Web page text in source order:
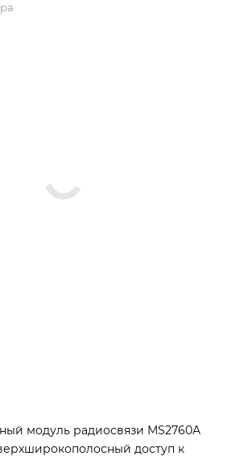
модуль радиосвязи MS2760A
доступ к